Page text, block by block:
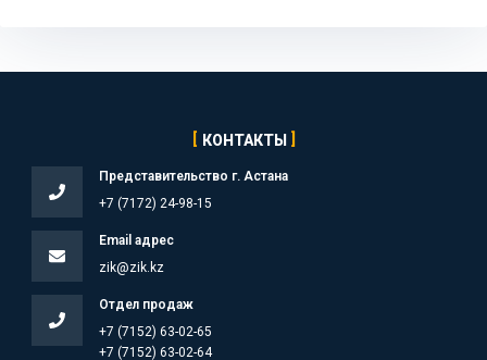
КОНТАКТЫ
Представительство г. Астана
+7 (7172) 24-98-15
Email адрес
zik@zik.kz
Отдел продаж
+7 (7152) 63-02-65
+7 (7152) 63-02-64